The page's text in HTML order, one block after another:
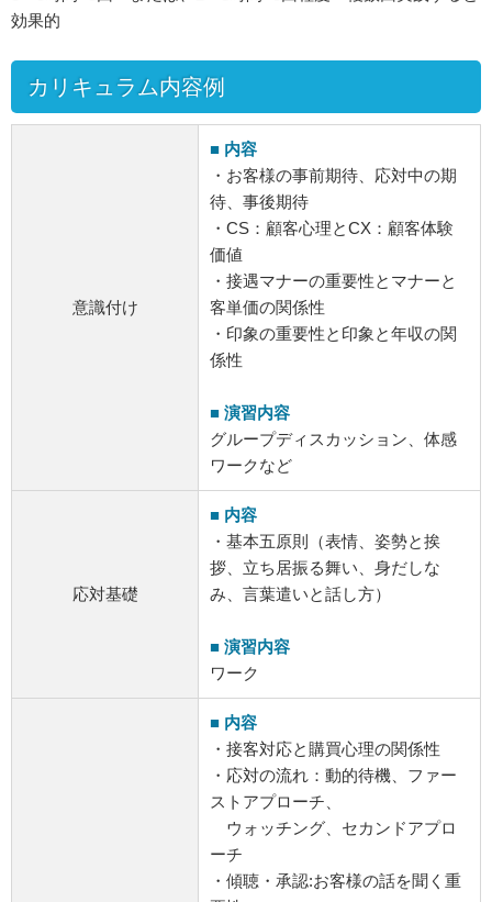
効果的
カリキュラム内容例
意識付け
■ 内容
・お客様の事前期待、応対中の期
待、事後期待
・CS：顧客心理とCX：顧客体験
価値
・接遇マナーの重要性とマナーと
客単価の関係性
・印象の重要性と印象と年収の関
係性
■ 演習内容
グループディスカッション、体感
ワークなど
応対基礎
■ 内容
・基本五原則（表情、姿勢と挨
拶、立ち居振る舞い、身だしな
み、言葉遣いと話し方）
■ 演習内容
ワーク
■ 内容
・接客対応と購買心理の関係性
・応対の流れ：動的待機、ファー
ストアプローチ、
ウォッチング、セカンドアプロ
ーチ
・傾聴・承認:お客様の話を聞く重